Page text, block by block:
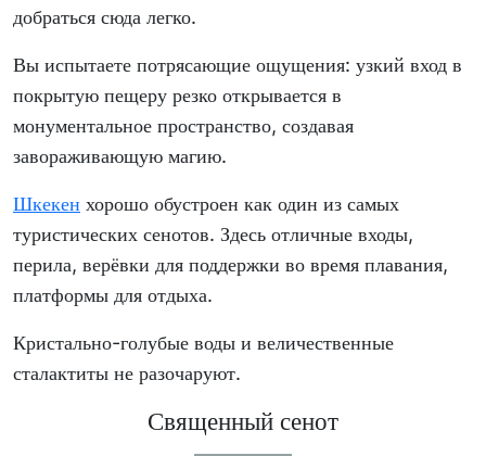
добраться сюда легко.
Вы испытаете потрясающие ощущения: узкий вход в
покрытую пещеру резко открывается в
монументальное пространство, создавая
завораживающую магию.
Шкекен хорошо обустроен как один из самых
туристических сенотов. Здесь отличные входы,
перила, верёвки для поддержки во время плавания,
платформы для отдыха.
Кристально-голубые воды и величественные
сталактиты не разочаруют.
Священный сенот